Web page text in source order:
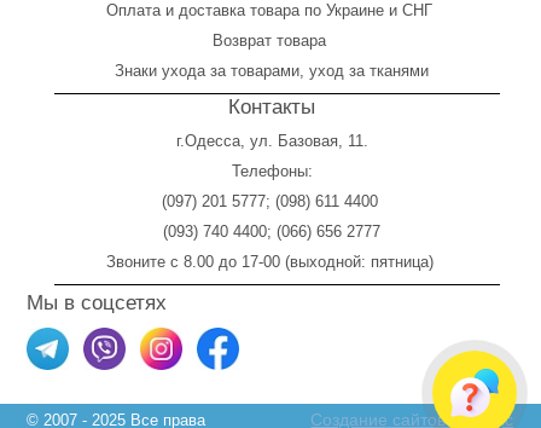
Оплатаи доставка товара по Украине и СНГ
Возврат товара
Знаки ухода за товарами, уход за тканями
Контакты
г.Одесса, ул. Базовая, 11.
Телефоны:
(097) 201 5777; (098) 611 4400
(093) 740 4400; (066) 656 2777
Звоните с 8.00 до 17-00 (выходной: пятница)
Мы в соцсетях
© 2007 - 2025 Все права Создание сайтов Skylogic